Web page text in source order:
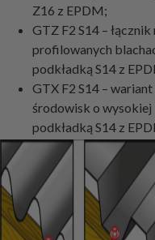
Z16 z EPDM;
GTZ F2 S14 –
profilowanych
podkładką S14 z
GTX F2 S14 –
środowisk o wysokiej
podkładką S14 z